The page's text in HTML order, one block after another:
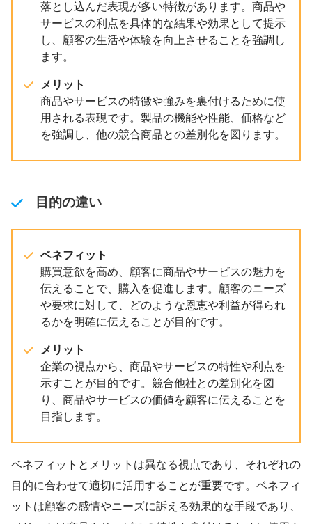
落とし込んだ表現が多い特徴があります。商品や
サービスの利点を具体的な結果や効果として提示
し、顧客の生活や体験を向上させることを強調し
ます。
メリット
商品やサービスの特徴や強みを裏付けるために使
用される表現です。製品の機能や性能、価格など
を強調し、他の競合商品との差別化を図ります。
目的の違い
ベネフィット
購買意欲を高め、顧客に商品やサービスの魅力を
伝えることで、購入を促進します。顧客のニーズ
や要求に対して、どのような恩恵や利益が得られ
るかを明確に伝えることが目的です。
メリット
企業の視点から、商品やサービスの特性や利点を
示すことが目的です。競合他社との差別化を図
り、商品やサービスの価値を顧客に伝えることを
目指します。
ベネフィットとメリットは異なる視点であり、それぞれの
目的に合わせて適切に活用することが重要です。ベネフィ
ットは顧客の感情やニーズに訴える効果的な手段であり、